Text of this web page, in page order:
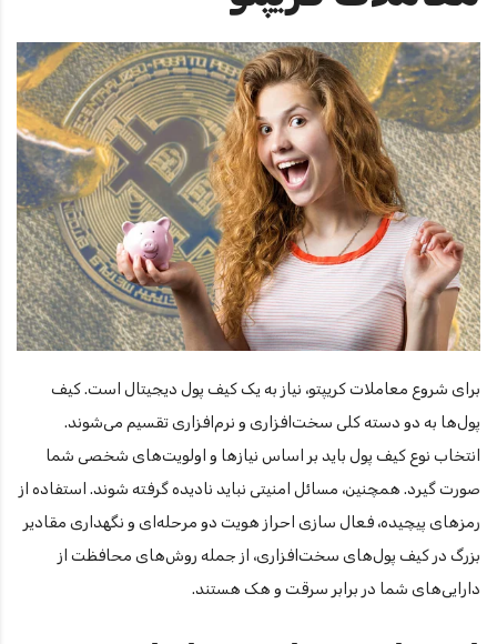
برای شروع معاملات کریپتو، نیاز به یک کیف پول دیجیتال است. کیف
پول‌ها به دو دسته کلی سخت‌افزاری و نرم‌افزاری تقسیم می‌شوند.
انتخاب نوع کیف پول باید بر اساس نیازها و اولویت‌های شخصی شما
صورت گیرد. همچنین، مسائل امنیتی نباید نادیده گرفته شوند. استفاده از
رمزهای پیچیده، فعال سازی احراز هویت دو مرحله‌ای و نگهداری مقادیر
بزرگ در کیف پول‌های سخت‌افزاری، از جمله روش‌های محافظت از
دارایی‌های شما در برابر سرقت و هک هستند.